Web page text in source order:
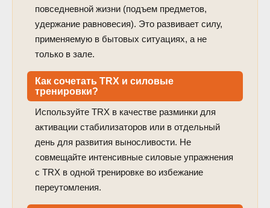
повседневной жизни (подъем предметов,
удержание равновесия). Это развивает силу,
применяемую в бытовых ситуациях, а не
только в зале.
Как сочетать TRX и силовые
тренировки?
Используйте TRX в качестве разминки для
активации стабилизаторов или в отдельный
день для развития выносливости. Не
совмещайте интенсивные силовые упражнения
с TRX в одной тренировке во избежание
переутомления.